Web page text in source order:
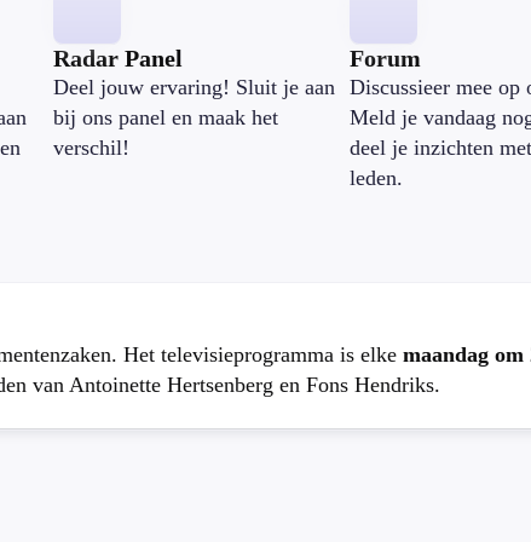
Radar Panel
Deel jouw ervaring! Sluit je aan
bij ons panel en maak het
verschil!
Forum
Discussieer mee op
Meld je vandaag
deel je inzichten
leden.
Het televisieprogramma is elke maandag om
van Antoinette Hertsenberg en Fons Hendriks.